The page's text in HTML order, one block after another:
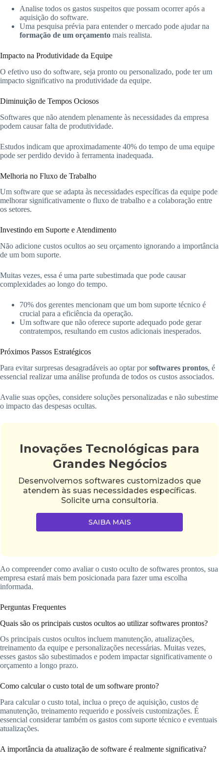
Analise todos os gastos suspeitos que possam ocorrer após a
aquisição do software.
Uma pesquisa prévia para entender o mercado pode ajudar na
formação de um orçamento mais realista.
Impacto na Produtividade da Equipe
O efetivo uso do software, seja pronto ou personalizado, pode ter um
impacto significativo na produtividade da equipe.
Diminuição de Tempos Ociosos
Softwares que não atendem plenamente às necessidades da empresa
podem causar falta de produtividade.
Estudos indicam que aproximadamente 40% do tempo de uma equipe
pode ser perdido devido à ferramenta inadequada.
Melhoria no Fluxo de Trabalho
Um software que se adapta às necessidades específicas da equipe pode
melhorar significativamente o fluxo de trabalho e a colaboração entre
os setores.
Investindo em Suporte e Atendimento
Não adicione custos ocultos ao seu orçamento ignorando a importância
de um bom suporte.
Muitas vezes, essa é uma parte subestimada que pode causar
complexidades ao longo do tempo.
70% dos gerentes mencionam que um bom suporte técnico é
crucial para a eficiência da operação.
Um software que não oferece suporte adequado pode gerar
contratempos, resultando em custos adicionais inesperados.
Próximos Passos Estratégicos
Para evitar surpresas desagradáveis ao optar porsoftwares prontos, é
essencial realizar uma análise profunda de todos os custos associados.
Avalie suas opções, considere soluções personalizadas e não subestime
o impacto das despesas ocultas.
Inovações Tecnológicas para
Grandes Negócios
Desenvolvemos softwares customizados que
atendem às suas necessidades específicas.
Solicite uma consultoria.
SAIBA MAIS
Ao compreender como avaliar o custo oculto de softwares prontos, sua
empresa estará mais bem posicionada para fazer uma escolha
informada.
Perguntas Frequentes
Quais são os principais custos ocultos ao utilizar softwares prontos?
Os principais custos ocultos incluem manutenção, atualizações,
treinamento da equipe e personalizações necessárias. Muitas vezes,
esses gastos são subestimados e podem impactar significativamente o
orçamento a longo prazo.
Como calcular o custo total de um software pronto?
Para calcular o custo total, inclua o preço de aquisição, custos de
manutenção, treinamento requerido e possíveis customizações. É
essencial considerar também os gastos com suporte técnico e eventuais
atualizações.
A importância da atualização de software é realmente significativa?